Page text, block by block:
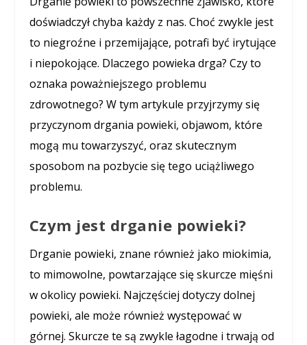
doświadczył chyba każdy z nas. Choć zwykle jest
to niegroźne i przemijające, potrafi być irytujące
i niepokojące. Dlaczego powieka drga? Czy to
oznaka poważniejszego problemu
zdrowotnego? W tym artykule przyjrzymy się
przyczynom drgania powieki, objawom, które
mogą mu towarzyszyć, oraz skutecznym
sposobom na pozbycie się tego uciążliwego
problemu.
Czym jest drganie powieki?
Drganie powieki, znane również jako miokimia,
to mimowolne, powtarzające się skurcze mięśni
w okolicy powieki. Najczęściej dotyczy dolnej
powieki, ale może również występować w
górnej. Skurcze te są zwykle łagodne i trwają od